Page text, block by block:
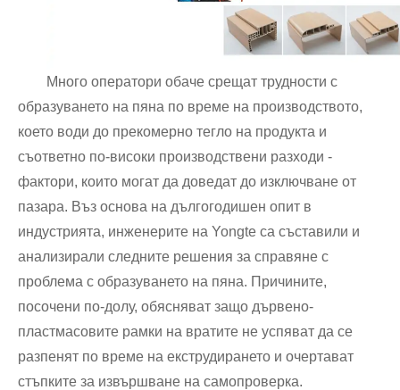
Много оператори обаче срещат трудности с
образуването на пяна по време на производството,
което води до прекомерно тегло на продукта и
съответно по-високи производствени разходи -
фактори, които могат да доведат до изключване от
пазара. Въз основа на дългогодишен опит в
индустрията, инженерите на Yongte са съставили и
анализирали следните решения за справяне с
проблема с образуването на пяна. Причините,
посочени по-долу, обясняват защо дървено-
пластмасовите рамки на вратите не успяват да се
разпенят по време на екструдирането и очертават
стъпките за извършване на самопроверка.